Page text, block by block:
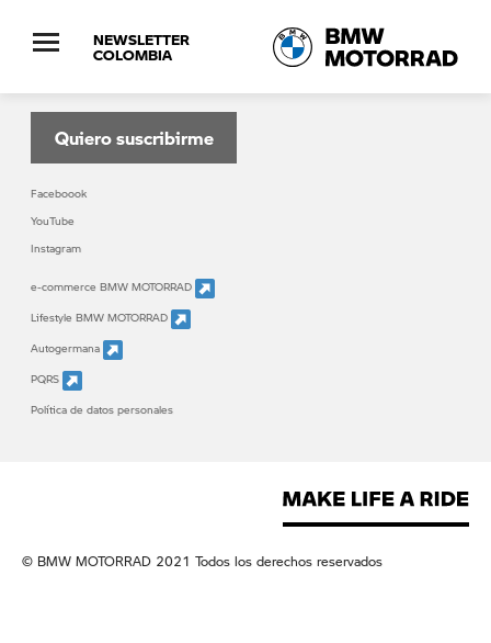
NEWSLETTER
COLOMBIA
Suscribete al boletín informativo de BMW
Quiero suscribirme
Faceboook
YouTube
Instagram
e-commerce BMW MOTORRAD
Lifestyle BMW MOTORRAD
Autogermana
PQRS
Política de datos personales
© BMW MOTORRAD 2021 Todos los derechos reservados